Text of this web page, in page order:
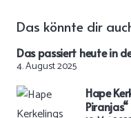
Das könnte dir
Das passiert heute in
4. August 2025
Hape